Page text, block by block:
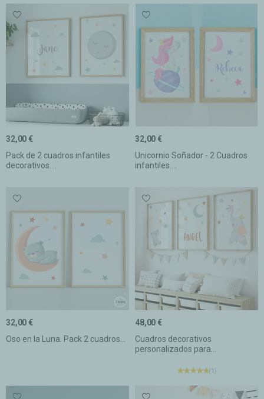
Pack de 2 cuadros infantiles
decorativos....
32,00 €
Unicornio Soñador - 2 Cuadros
infantiles....
32,00 €
Oso en la Luna. Pack 2 cuadros...
32,00 €
Cuadros decorativos
personalizados para...
48,00 €
(1)